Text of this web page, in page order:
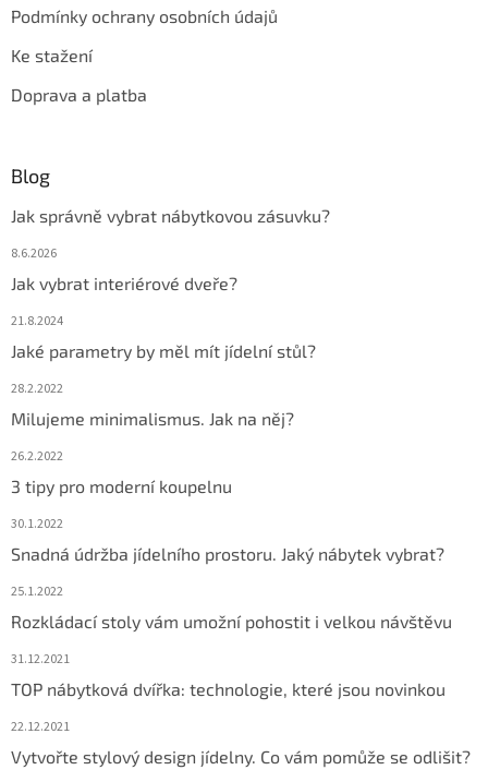
Podmínky ochrany osobních údajů
Ke stažení
Doprava a platba
Blog
Jak správně vybrat nábytkovou zásuvku?
8.6.2026
Jak vybrat interiérové dveře?
21.8.2024
Jaké parametry by měl mít jídelní stůl?
28.2.2022
Milujeme minimalismus. Jak na něj?
26.2.2022
3 tipy pro moderní koupelnu
30.1.2022
Snadná údržba jídelního prostoru. Jaký nábytek vybrat?
25.1.2022
Rozkládací stoly vám umožní pohostit i velkou návštěvu
31.12.2021
TOP nábytková dvířka: technologie, které jsou novinkou
22.12.2021
Vytvořte stylový design jídelny. Co vám pomůže se odlišit?